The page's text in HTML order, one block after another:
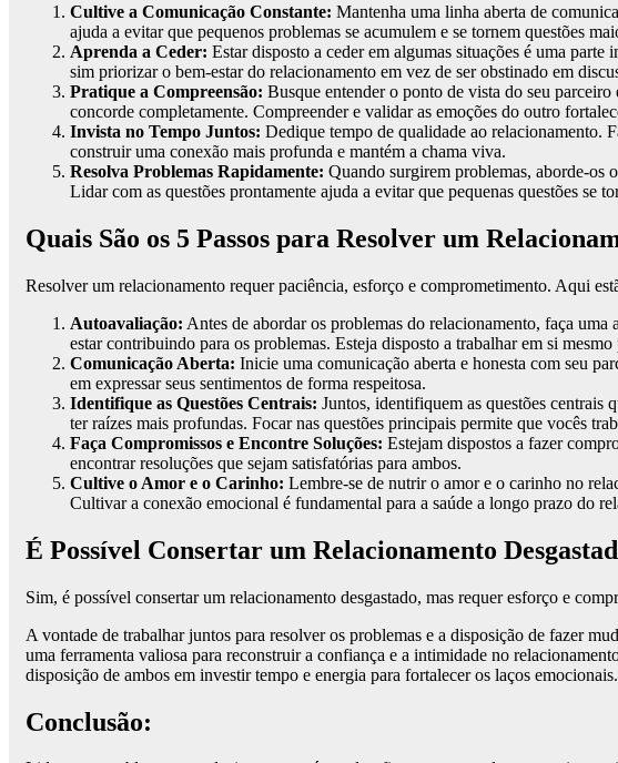
Cultive a Comunicação Constante: Mantenha uma linha aberta de
ajuda a evitar que pequenos problemas se acumulem e se tornem questões
Aprenda a Ceder: Estar disposto a ceder em algumas situações é uma
sim priorizar o bem-estar do relacionamento em vez de ser obstinado em
Pratique a Compreensão: Busque entender o ponto de vista do seu
concorde completamente. Compreender e validar as emoções do outro
Invista no Tempo Juntos: Dedique tempo de qualidade ao relacionamento.
construir uma conexão mais profunda e mantém a chama viva.
Resolva Problemas Rapidamente: Quando surgirem problemas, aborde-os
Lidar com as questões prontamente ajuda a evitar que pequenas questões se
Quais São os 5 Passos para Resolver um
Resolver um relacionamento requer paciência, esforço e comprometimento. Aqui
Autoavaliação: Antes de abordar os problemas do relacionamento, faça
estar contribuindo para os problemas. Esteja disposto a trabalhar em si
Comunicação Aberta: Inicie uma comunicação aberta e honesta com seu
em expressar seus sentimentos de forma respeitosa.
Identifique as Questões Centrais: Juntos, identifiquem as questões centrais
ter raízes mais profundas. Focar nas questões principais permite que vocês
Faça Compromissos e Encontre Soluções: Estejam dispostos a fazer
encontrar resoluções que sejam satisfatórias para ambos.
Cultive o Amor e o Carinho: Lembre-se de nutrir o amor e o carinho no
Cultivar a conexão emocional é fundamental para a saúde a longo prazo do
É Possível Consertar um Relacionamento
Sim, é possível consertar um relacionamento desgastado, mas requer esforço e
A vontade de trabalhar juntos para resolver os problemas e a disposição de fazer
uma ferramenta valiosa para reconstruir a confiança e a intimidade no
disposição de ambos em investir tempo e energia para fortalecer os laços emocionais.
Conclusão: